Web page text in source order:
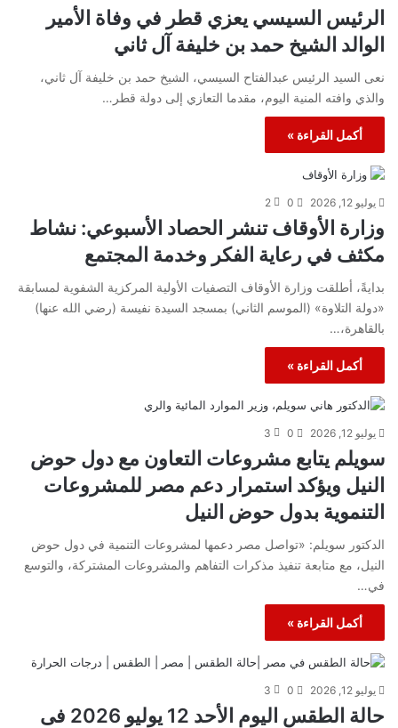
الرئيس السيسي يعزي قطر في وفاة الأمير
الوالد الشيخ حمد بن خليفة آل ثاني
نعى السيد الرئيس عبدالفتاح السيسي، الشيخ حمد بن خليفة آل ثاني،
والذي وافته المنية اليوم، مقدما التعازي إلى دولة قطر…
أكمل القراءة »
يوليو 12, 2026 0
2
وزارة الأوقاف تنشر الحصاد الأسبوعي: نشاط
مكثف في رعاية الفكر وخدمة المجتمع
بدايةً، أطلقت وزارة الأوقاف التصفيات الأولية المركزية الشفوية لمسابقة
«دولة التلاوة» (الموسم الثاني) بمسجد السيدة نفيسة (رضي الله عنها)
بالقاهرة،…
أكمل القراءة »
يوليو 12, 2026 0
3
سويلم يتابع مشروعات التعاون مع دول حوض
النيل ويؤكد استمرار دعم مصر للمشروعات
التنموية بدول حوض النيل
الدكتور سويلم: «تواصل مصر دعمها لمشروعات التنمية في دول حوض
النيل، مع متابعة تنفيذ مذكرات التفاهم والمشروعات المشتركة، والتوسع
في…
أكمل القراءة »
يوليو 12, 2026 0
3
حالة الطقس اليوم الأحد 12 يوليو 2026 فى